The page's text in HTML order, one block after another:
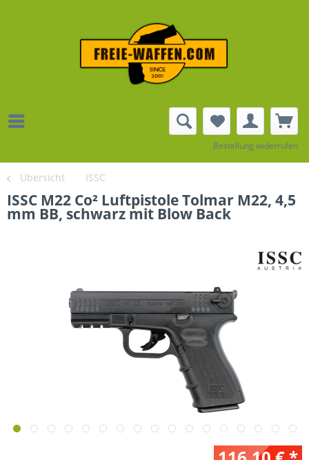
Bestellung widerrufen
Übersicht ISSC
ISSC M22 Co² Luftpistole Tolmar M22, 4,5
mm BB, schwarz mit Blow Back